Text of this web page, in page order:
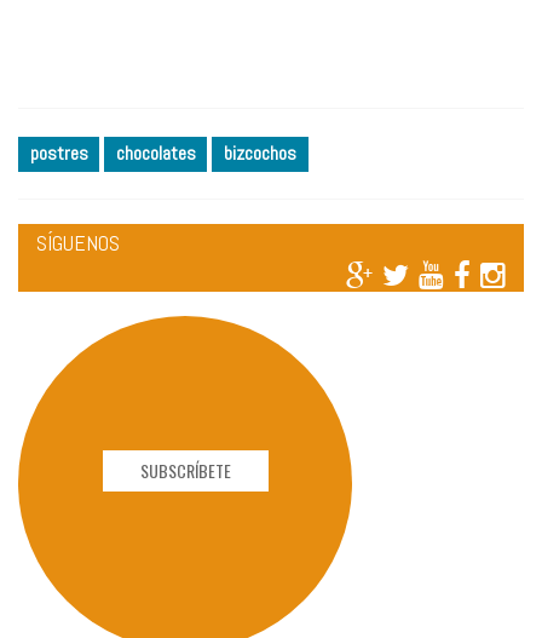
postres chocolates bizcochos
SÍGUENOS
SUBSCRÍBETE